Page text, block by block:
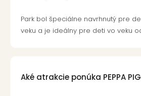
Park bol špeciálne navrhnutý pre
veku a je ideálny pre deti vo veku
Aké atrakcie ponúka PEPPA